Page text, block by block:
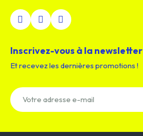
Inscrivez-vous à la newsletter
Et recevez les dernières promotions !